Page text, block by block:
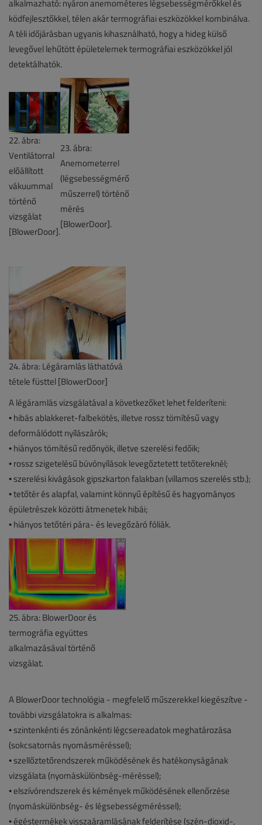
alkalmazható: nyáron anemométeres légsebességmérőkkel és
ködfejlesztőkkel, télen akár termográfiai eszközökkel kombinálva.
A téli időjárásban ugyanis kihasználható, hogy a hideg külső
levegővel lehűtött épületelemek termográfiai eszközökkel jól
detektálhatók.
22. ábra:
Ventilátorral
előállított
vákuummal
történő
vizsgálat
[BlowerDoor].
23. ábra:
Anemometerrel
(légsebességmérő
műszerrel) történő
mérés
[BlowerDoor].
24. ábra: Légáramlás láthatóvá
tétele füsttel [BlowerDoor]
A légáramlás vizsgálatával a következőket lehet felderíteni:
• hibás ablakkeret-falbekötés, illetve rossz tömítésű vagy
deformálódott nyílászárók;
• hiányos tömítésű redőnyök, illetve szerelési fedőik;
• rossz szigetelésű búvónyílások levegőztetett tetőtereknél;
• szerelési kivágások gipszkarton falakban (villamos szerelés stb.);
• tetőtér és alapfal, valamint könnyű építésű és hagyományos
épületrészek közötti átmenetek hibái;
• hiányos tetőtéri pára- és levegőzáró fóliák.
25. ábra: BlowerDoor és
termográfia együttes
alkalmazásával történő
vizsgálat.
A BlowerDoor technológia - megfelelő műszerekkel kiegészítve -
további vizsgálatokra is alkalmas:
• szintenkénti és zónánkénti légcsereadatok meghatározása
(sokcsatornás nyomásméréssel);
• szellőztetőrendszerek működésének és hatékonyságának
vizsgálata (nyomáskülönbség-méréssel);
• elszívórendszerek és kémények működésének ellenőrzése
(nyomáskülönbség- és légsebességméréssel);
• égéstermékek visszaáramlásának felderítése (szén-dioxid-,